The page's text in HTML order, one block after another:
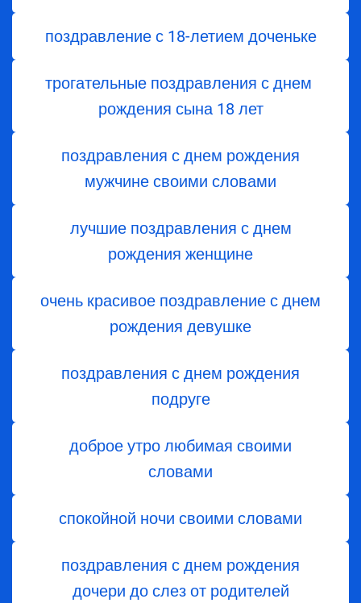
поздравление с 18-летием доченьке
трогательные поздравления с днем ​​
рождения сына 18 лет
поздравления с днем рождения
мужчине своими словами
лучшие поздравления с днем
рождения женщине
очень красивое поздравление с днем
рождения девушке
поздравления с днем рождения
подруге
доброе утро любимая своими
словами
спокойной ночи своими словами
поздравления с днем ​​рождения
дочери до слез от родителей